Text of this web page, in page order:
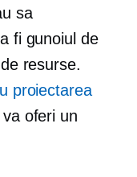
sa
fi gunoiul de
resurse.
proiectarea
oferi un